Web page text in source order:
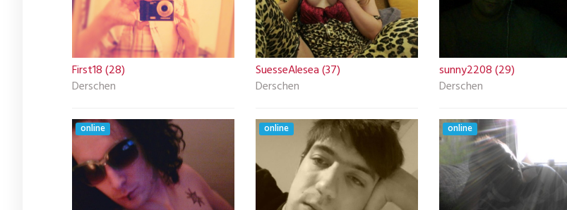
First18 (28)
Derschen
SuesseAlesea (37)
Derschen
sunny2208 (29)
Derschen
online online online